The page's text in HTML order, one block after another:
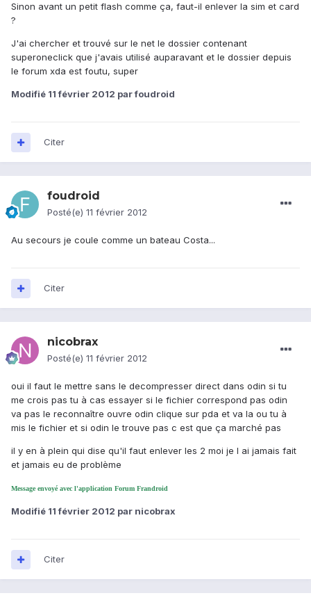
Sinon avant un petit flash comme ça, faut-il enlever la sim et card
?
J'ai chercher et trouvé sur le net le dossier contenant
superoneclick que j'avais utilisé auparavant et le dossier depuis
le forum xda est foutu, super
Modifié 11 février 2012 par foudroid
Citer
foudroid
Posté(e) 11 février 2012
Au secours je coule comme un bateau Costa...
Citer
nicobrax
Posté(e) 11 février 2012
oui il faut le mettre sans le decompresser direct dans odin si tu
me crois pas tu à cas essayer si le fichier correspond pas odin
va pas le reconnaître ouvre odin clique sur pda et va la ou tu à
mis le fichier et si odin le trouve pas c est que ça marché pas
il y en à plein qui dise qu'il faut enlever les 2 moi je l ai jamais fait
et jamais eu de problème
Message envoyé avec l'application Forum Frandroid
Modifié 11 février 2012 par nicobrax
Citer